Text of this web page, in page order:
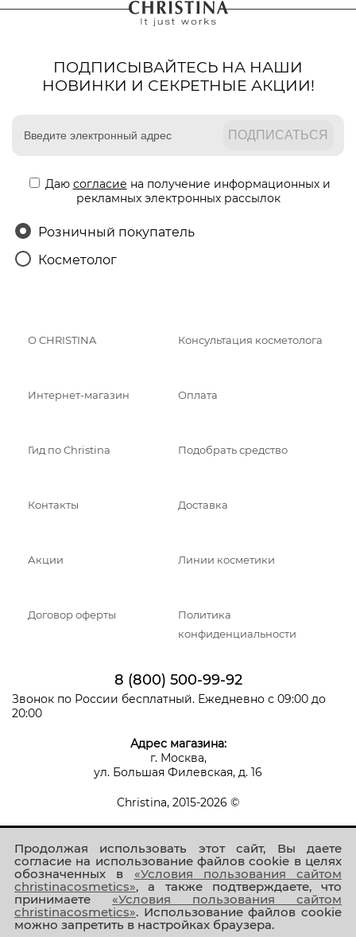
Продолжая использовать этот сайт, Вы даете
согласие на использование файлов cookie в целях
обозначенных в «Условия пользования сайтом
christinacosmetics», а также подтверждаете, что
принимаете «Условия пользования сайтом
christinacosmetics». Использование файлов cookie
можно запретить в настройках браузера.
ПОДПИСЫВАЙТЕСЬ НА НАШИ
НОВИНКИ И СЕКРЕТНЫЕ АКЦИИ!
Даю согласие на получение информационных и
рекламных электронных рассылок
Розничный покупатель
Косметолог
О CHRISTINA Консультация косметолога
Интернет-магазин Оплата
Гид по Christina Подобрать средство
Контакты Доставка
Акции Линии косметики
Договор оферты
Политика
конфиденциальности
8 (800) 500-99-92
Звонок по России бесплатный. Ежедневно с 09:00 до
20:00
Адрес магазина:
г. Москва,
ул. Большая Филевская, д. 16
Christina, 2015-2026 ©
Присоединяйтесь к нам!